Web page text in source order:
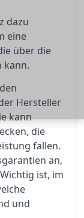
dazu
eine
über die
kann.
Hersteller
kann
die
fallen.
an,
ist, im
und